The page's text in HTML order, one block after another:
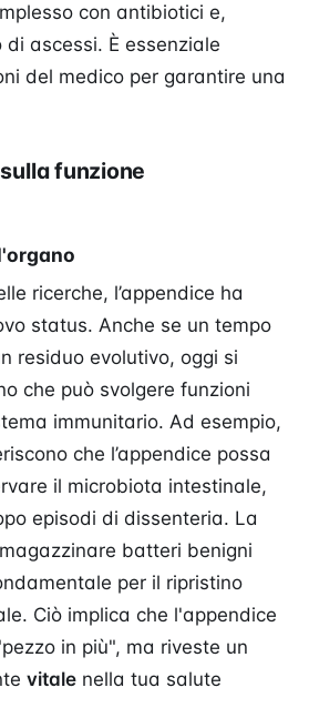
con antibiotici e,
ascessi. È essenziale
del medico per garantire una
funzione
ricerche, l’appendice ha
status. Anche se un tempo
residuo evolutivo, oggi si
che può svolgere funzioni
immunitario. Ad esempio,
che l’appendice possa
il microbiota intestinale,
episodi di dissenteria. La
batteri benigni
per il ripristino
Ciò implica che l'appendice
in più", ma riveste un
vitalenella tua salute